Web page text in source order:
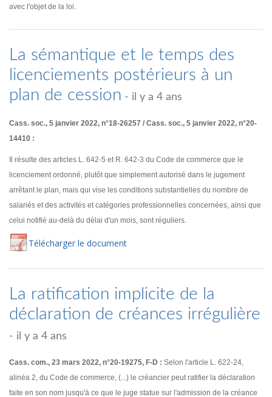
avec l'objet de la loi.
La sémantique et le temps des
licenciements postérieurs à un
plan de cession - il y a 4 ans
Cass. soc., 5 janvier 2022, n°18-26257 / Cass. soc., 5 janvier 2022, n°20-
14410 :
Il résulte des articles L. 642-5 et R. 642-3 du Code de commerce que le
licenciement ordonné, plutôt que simplement autorisé dans le jugement
arrêtant le plan, mais qui vise les conditions substantielles du nombre de
salariés et des activités et catégories professionnelles concernées, ainsi que
celui notifié au-delà du délai d'un mois, sont réguliers.
Télécharger le document
La ratification implicite de la
déclaration de créances irrégulière
- il y a 4 ans
Cass. com., 23 mars 2022, n°20-19275, F-D : Selon l'article L. 622-24,
alinéa 2, du Code de commerce, (...) le créancier peut ratifier la déclaration
faite en son nom jusqu'à ce que le juge statue sur l'admission de la créance